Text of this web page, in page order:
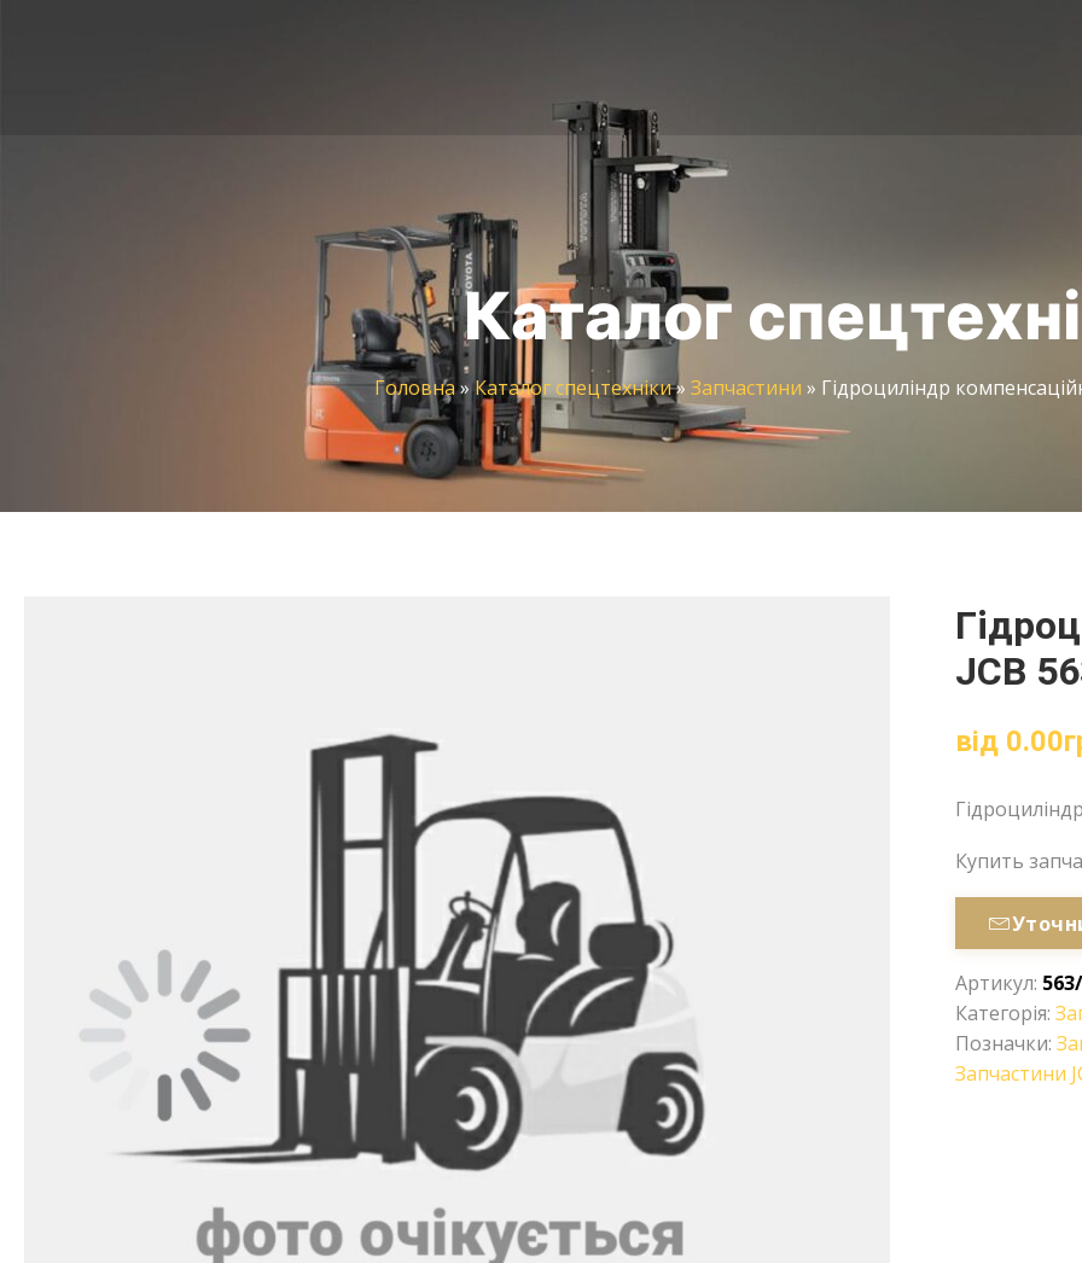
Каталог
Головна» Каталог спецтехніки» Запчастини » Гідроциліндр
JCB
від 0.00
Купить
Артикул:
Категорія:
Позначки:
Запчастини